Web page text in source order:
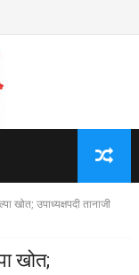
खोत; उपाध्यक्षपदी तानाजी
खोत;